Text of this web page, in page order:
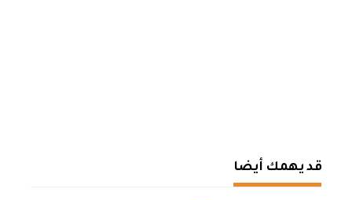
قد يهمك أيضا